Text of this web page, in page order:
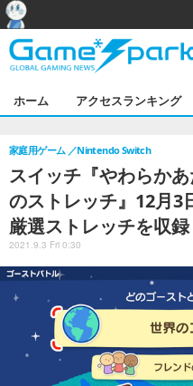
ホーム アクセスランキング
スイッチ『やわらか
のストレッチ』12月
厳選ストレッチを収
家庭用ゲーム Nintendo Switch
2021.9.3 Fri 0:30